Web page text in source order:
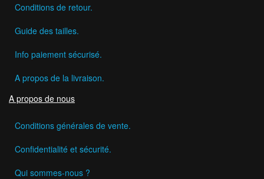
Conditions de retour.
Guide des tailles.
Info paiement sécurisé.
A propos de la livraison.
A propos de nous
Conditions générales de vente.
Confidentialité et sécurité.
Qui sommes-nous ?